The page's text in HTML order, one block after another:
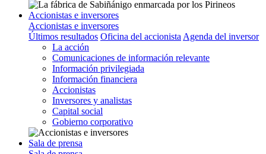
Accionistas e inversores
Accionistas e inversores
Últimos resultados Oficina del accionista Agenda del inversor
La acción
Comunicaciones de información relevante
Información privilegiada
Información financiera
Accionistas
Inversores y analistas
Capital social
Gobierno corporativo
Sala de prensa